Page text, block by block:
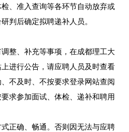
、准入查询等各环节自动放弃或
判后确定拟聘递补人员。
调整、补充等事项，在成都理工大
进行公告，请应聘人员及时查看
不及时、不按要求登录网站查阅
求参加面试、体检、递补和聘用
式正确、畅通。否则因无法与应聘